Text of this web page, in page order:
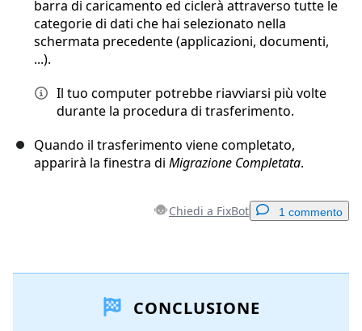
barra di caricamento ed ciclerà attraverso tutte le
categorie di dati che hai selezionato nella
schermata precedente (applicazioni, documenti,
...).
Il tuo computer potrebbe riavviarsi più volte
durante la procedura di trasferimento.
Quando il trasferimento viene completato,
apparirà la finestra di Migrazione Completata.
Chiedi a FixBot 1 commento
Aggiungi CommentoCONCLUSIONE